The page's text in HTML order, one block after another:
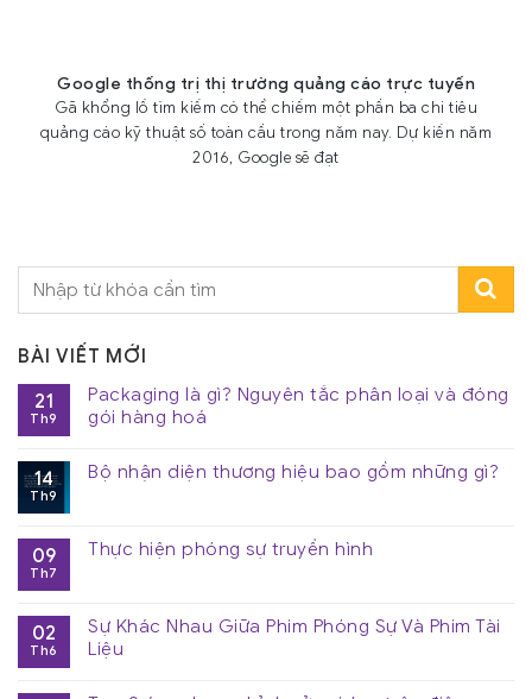
Google thống trị thị trường quảng cáo trực tuyến
Gã khổng lồ tìm kiếm có thể chiếm một phần ba chi tiêu
quảng cáo kỹ thuật số toàn cầu trong năm nay. Dự kiến năm
2016, Google sẽ đạt
BÀI VIẾT MỚI
21
Th9
Packaging là gì? Nguyên tắc phân loại và đóng
gói hàng hoá
14
Th9
Bộ nhận diện thương hiệu bao gồm những gì?
09
Th7
Thực hiện phóng sự truyền hình
02
Th6
Sự Khác Nhau Giữa Phim Phóng Sự Và Phim Tài
Liệu